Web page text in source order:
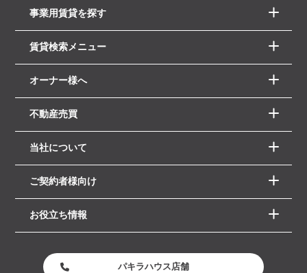
事業用賃貸を探す
賃貸検索メニュー
オーナー様へ
不動産売買
当社について
ご契約者様向け
お役立ち情報
パキラハウス店舗